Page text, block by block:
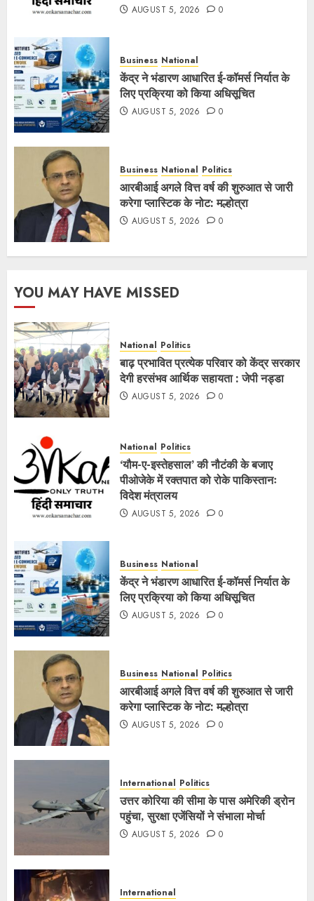
AUGUST 5, 2026 0
Business National
केंद्र ने भंडारण आधारित ई-कॉमर्स निर्यात के
लिए प्रक्रिया को किया अधिसूचित
AUGUST 5, 2026 0
Business National Politics
आरबीआई अगले वित्त वर्ष की शुरुआत से जारी
करेगा प्लास्टिक के नोट: मल्होत्रा
AUGUST 5, 2026 0
YOU MAY HAVE MISSED
National Politics
बाढ़ प्रभावित प्रत्येक परिवार को केंद्र सरकार
देगी हरसंभव आर्थिक सहायता : जेपी नड्डा
AUGUST 5, 2026 0
National Politics
‘यौम-ए-इस्तेहसाल’ की नौटंकी के बजाए
पीओजेके में रक्तपात को रोके पाकिस्तानः
विदेश मंत्रालय
AUGUST 5, 2026 0
Business National
केंद्र ने भंडारण आधारित ई-कॉमर्स निर्यात के
लिए प्रक्रिया को किया अधिसूचित
AUGUST 5, 2026 0
Business National Politics
आरबीआई अगले वित्त वर्ष की शुरुआत से जारी
करेगा प्लास्टिक के नोट: मल्होत्रा
AUGUST 5, 2026 0
International Politics
उत्तर कोरिया की सीमा के पास अमेरिकी ड्रोन
पहुंचा, सुरक्षा एजेंसियों ने संभाला मोर्चा
AUGUST 5, 2026 0
International